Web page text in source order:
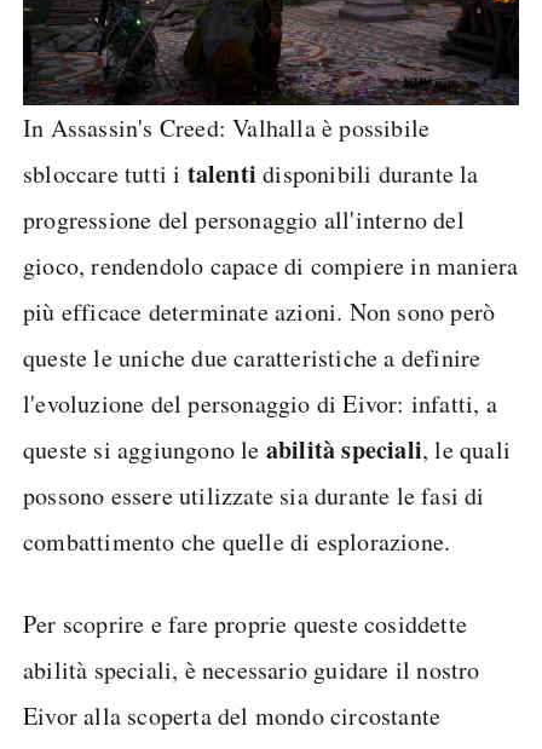
In Assassin's Creed: Valhalla è possibile
sbloccare tutti i talenti disponibili durante la
progressione del personaggio all'interno del
gioco, rendendolo capace di compiere in maniera
più efficace determinate azioni. Non sono però
queste le uniche due caratteristiche a definire
l'evoluzione del personaggio di Eivor: infatti, a
queste si aggiungono le abilità speciali, le quali
possono essere utilizzate sia durante le fasi di
combattimento che quelle di esplorazione.
Per scoprire e fare proprie queste cosiddette
abilità speciali, è necessario guidare il nostro
Eivor alla scoperta del mondo circostante